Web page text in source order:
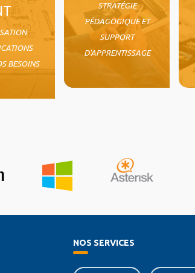
BESOINS
STRATÉGIE
PÉDAGOGIQUE ET
SUPPORT
D'APPRENTISSAGE
NOS SERVICES